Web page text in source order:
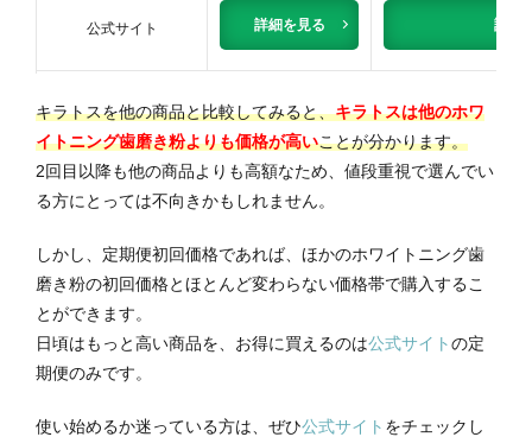
公式サイト 詳細を見る 詳細
キラトスを他の商品と比較してみると、キラトスは他のホワ
イトニング歯磨き粉よりも価格が高いことが分かります。
2回目以降も他の商品よりも高額なため、値段重視で選んでい
る方にとっては不向きかもしれません。
しかし、定期便初回価格であれば、ほかのホワイトニング歯
磨き粉の初回価格とほとんど変わらない価格帯で購入するこ
とができます。
日頃はもっと高い商品を、お得に買えるのは公式サイトの定
期便のみです。
使い始めるか迷っている方は、ぜひ公式サイト をチェックし